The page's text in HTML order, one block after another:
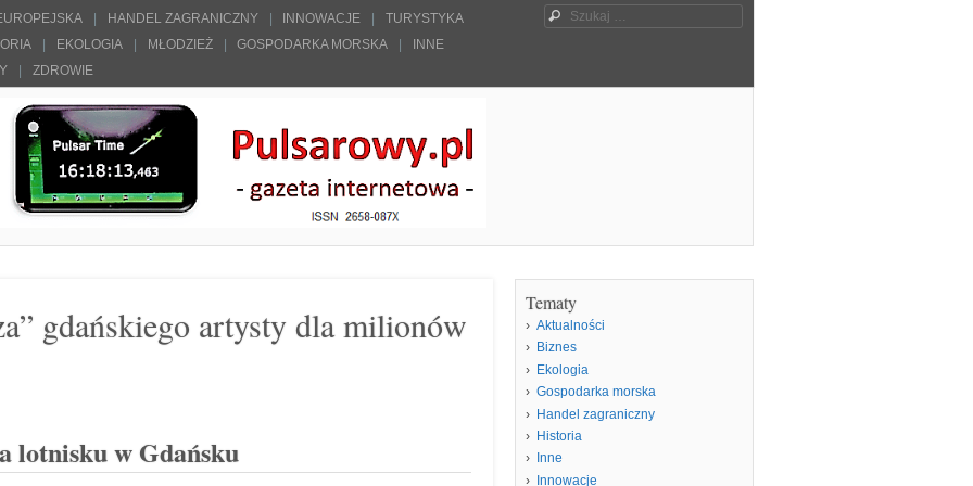
HANDEL ZAGRANICZNY INNOWACJE
TURYSTYKA
EKOLOGIA MŁODZIEŻ GOSPODARKA MORSKA
INNE
ZDROWIE
Szukaj
gdańskiego artysty dla milionów
lotnisku w Gdańsku
Tematy
Aktualności
Biznes
Ekologia
Gospodarka morska
Handel zagraniczny
Historia
Inne
Innowacje